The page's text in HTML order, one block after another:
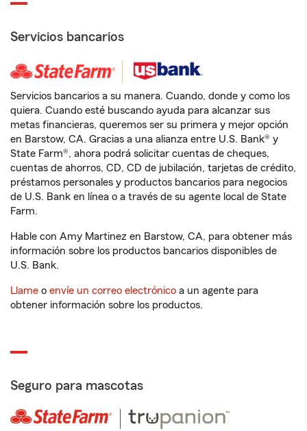
Servicios bancarios
Servicios bancarios a su manera. Cuando, donde y como los
quiera. Cuando esté buscando ayuda para alcanzar sus
metas financieras, queremos ser su primera y mejor opción
en Barstow, CA. Gracias a una alianza entre U.S. Bank® y
State Farm®, ahora podrá solicitar cuentas de cheques,
cuentas de ahorros, CD, CD de jubilación, tarjetas de crédito,
préstamos personales y productos bancarios para negocios
de U.S. Bank en línea o a través de su agente local de State
Farm.
Hable con Amy Martinez en Barstow, CA, para obtener más
información sobre los productos bancarios disponibles de
U.S. Bank.
Llame o envíe un correo electrónico a un agente para
obtener información sobre los productos.
Seguro para mascotas